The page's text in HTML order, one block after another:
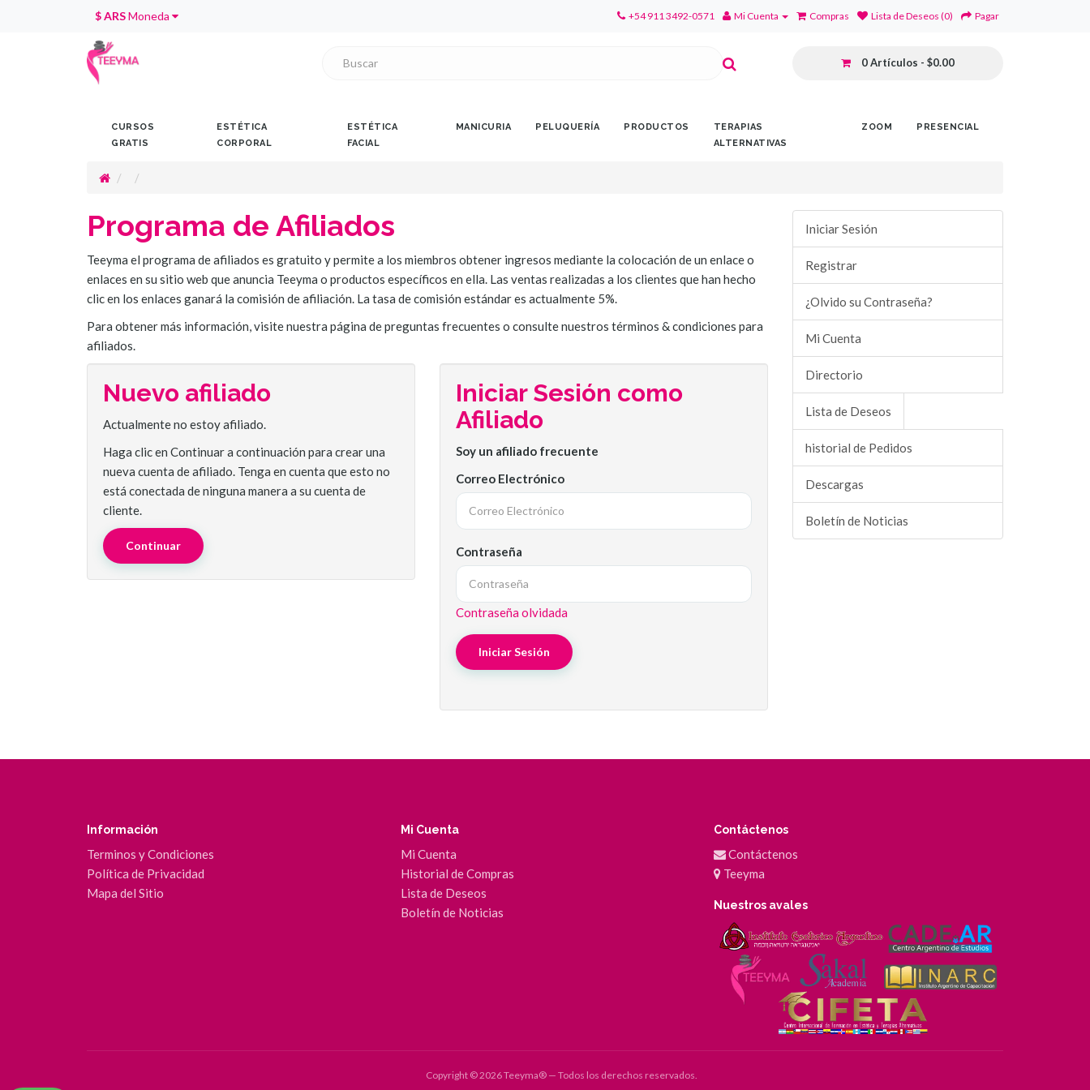
$ ARSMoneda +54 911 3492-0571 Mi Cuenta Compras Lista de Deseos (0) Pagar
0 Artículos - $0.00
CURSOS
GRATIS
ESTÉTICA
CORPORAL
ESTÉTICA
FACIAL
MANICURIA PELUQUERÍA PRODUCTOS
TERAPIAS
ALTERNATIVAS
ZOOM PRESENCIAL
Programa de Afiliados
Teeyma el programa de afiliados es gratuito y permite a los miembros obtener ingresos mediante la colocación de un enlace o
enlaces en su sitio web que anuncia Teeyma o productos específicos en ella. Las ventas realizadas a los clientes que han hecho
clic en los enlaces ganará la comisión de afiliación. La tasa de comisión estándar es actualmente 5%.
Para obtener más información, visite nuestra página de preguntas frecuentes o consulte nuestros términos & condiciones para
afiliados.
Nuevo afiliado
Actualmente no estoy afiliado.
Haga clic en Continuar a continuación para crear una
nueva cuenta de afiliado. Tenga en cuenta que esto no
está conectada de ninguna manera a su cuenta de
cliente.
Continuar
Iniciar Sesión como
Afiliado
Soy un afiliado frecuente
Correo Electrónico
Contraseña
Contraseña olvidada
Iniciar Sesión
Registrar
¿Olvido su Contraseña?
Mi Cuenta
Directorio
Lista de Deseos
historial de Pedidos
Descargas
Boletín de Noticias
Información
Terminos y Condiciones
Política de Privacidad
Mapa del Sitio
Mi Cuenta
Mi Cuenta
Historial de Compras
Lista de Deseos
Boletín de Noticias
Contáctenos
Contáctenos
Teeyma
Nuestros avales
Copyright © 2026 Teeyma® — Todos los derechos reservados.